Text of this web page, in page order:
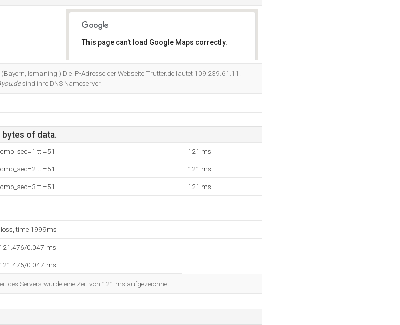
This page can't load Google Maps correctly.
Ismaning.) Die IP-Adresse der Webseite Trutter.de lautet 109.239.61.11.
sind ihre DNS Nameserver.
bytes of data.
ttl=51 121 ms
ttl=51 121 ms
ttl=51 121 ms
time 1999ms
0.047 ms
0.047 ms
des Servers wurde eine Zeit von 121 ms aufgezeichnet.